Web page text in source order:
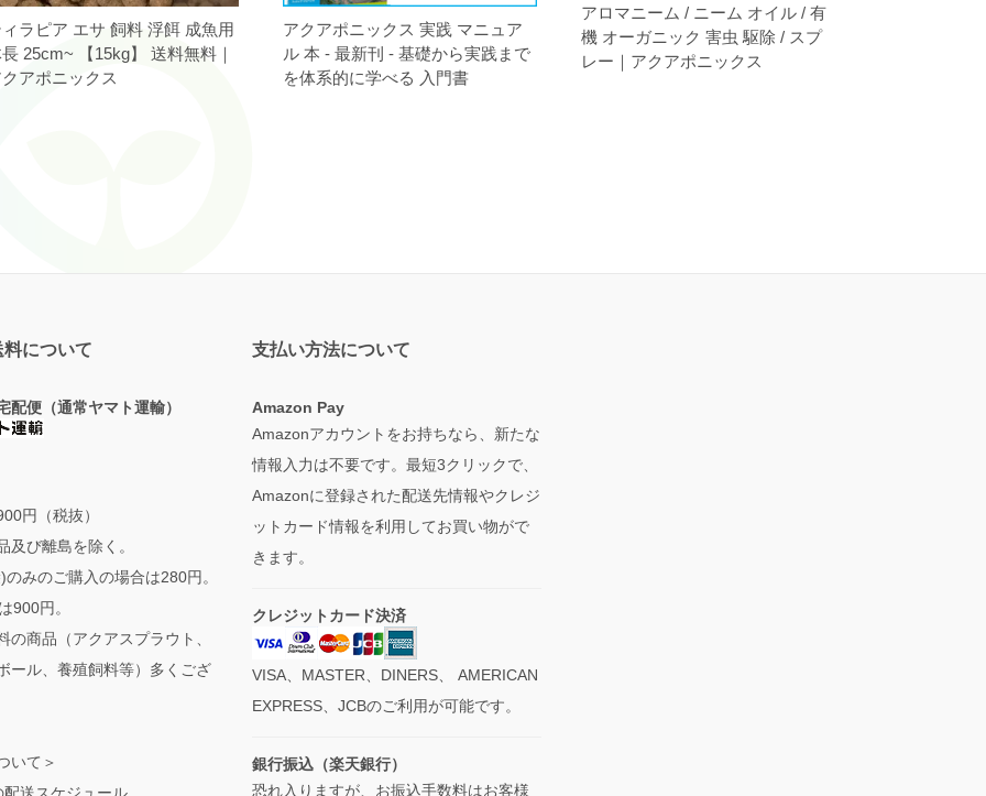
ラピア エサ 飼料 浮餌 成魚用
25cm~ 【15kg】 送料無料｜
アポニックス
アクアポニックス 実践 マニュア
ル 本 - 最新刊 - 基礎から実践まで
を体系的に学べる 入門書
アロマニーム / ニーム オイル / 有
機 オーガニック 害虫 駆除 / スプ
レー｜アクアポニックス
について
配便（通常ヤマト運輸）
円（税抜）
び離島を除く。
みのご購入の場合は280円。
900円。
商品（アクアスプラウト、
ール、養殖飼料等）多くござ
いて＞
送スケジュール
支払い方法について
Amazon Pay
Amazonアカウントをお持ちなら、新たな
情報入力は不要です。最短3クリックで、
Amazonに登録された配送先情報やクレジ
ットカード情報を利用してお買い物がで
きます。
クレジットカード決済
VISA、MASTER、DINERS、 AMERICAN
EXPRESS、JCBのご利用が可能です。
銀行振込（楽天銀行）
恐れ入りますが、お振込手数料はお客様